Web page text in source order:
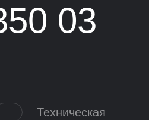
03
Техническая